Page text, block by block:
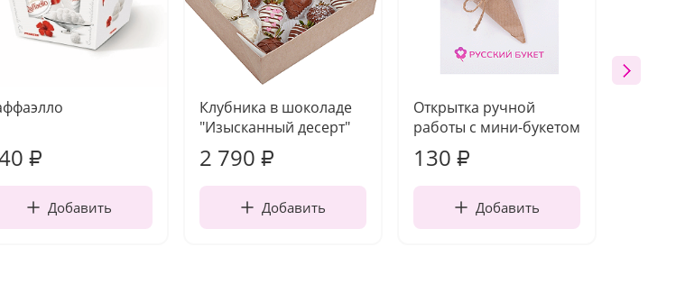
₽
Добавить
Клубника в шоколаде
"Изысканный десерт"
2 790 ₽
Добавить
Открытка ручной
работы с мини-букетом
130 ₽
Добавить